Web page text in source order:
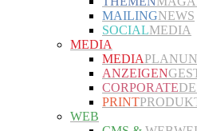
MAILINGNEWS
SOCIALMEDIA
MEDIA
MEDIA
ANZEIGEN
CORPORATE
PRINT
WEB